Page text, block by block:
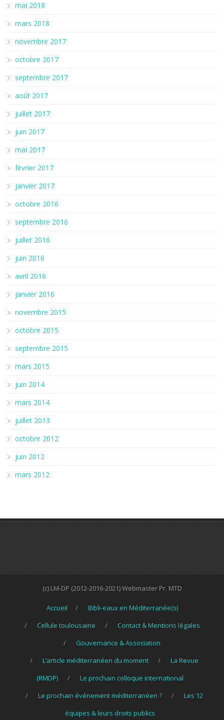
mai 2018
mars 2018
novembre 2017
octobre 2017
septembre 2017
août 2017
juillet 2017
juin 2017
mai 2017
février 2017
janvier 2017
octobre 2016
septembre 2016
juillet 2016
juin 2016
avril 2016
janvier 2016
novembre 2015
octobre 2015
septembre 2015
mars 2015
juin 2014
mars 2014
juillet 2013
octobre 2012
juin 2012
mars 2012
(c) LM-DP (2012-2016-2021) Webmaster Pr. MTD
Accueil
Bibli-eaux en Méditerranée(s)
Cellule toulousaine
Contact & Mentions légales
Gouvernance & Association
L’article méditerranéen du moment
La Revue
(RMDP)
Le prochain colloque international
Le prochain événement méditerranéen ?
Les 12
équipes & leurs droits publics